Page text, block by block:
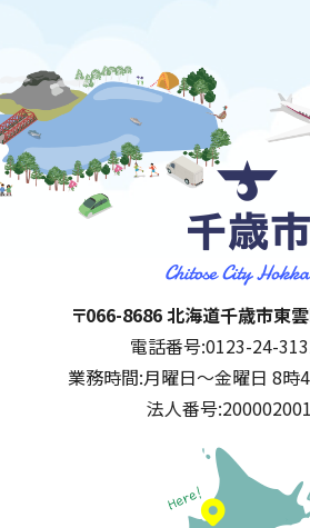
千歳市
住所:
〒066-8686 北海道千歳市東
電話番号:0123-24-
業務時間:月曜日～金曜日 8時
法人番号: